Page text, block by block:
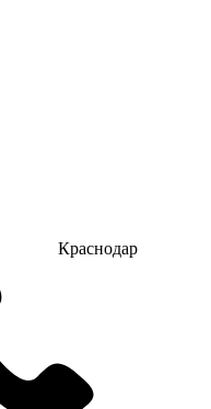
Краснодар